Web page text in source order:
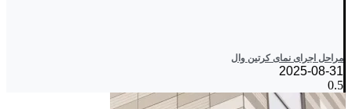
مراحل اجرای نمای کرتین وال
2025-08-31